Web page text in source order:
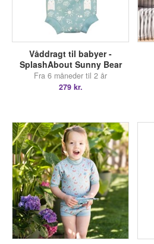
Våddragt til babyer -
SplashAbout Sunny Bear
Fra 6 måneder til 2 år
279 kr.